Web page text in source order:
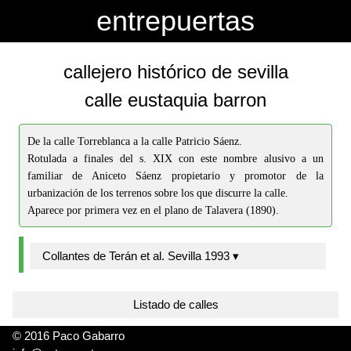
entrepuertas
callejero histórico de sevilla
calle eustaquia barron
De la calle Torreblanca a la calle Patricio Sáenz.
Rotulada a finales del s. XIX con este nombre alusivo a un
familiar de Aniceto Sáenz propietario y promotor de la
urbanización de los terrenos sobre los que discurre la calle.
Aparece por primera vez en el plano de Talavera (1890).
Collantes de Terán et al. Sevilla 1993 ▾
Listado de calles
© 2016 Paco Gabarro